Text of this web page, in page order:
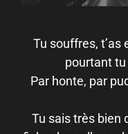
Tu souffres, t’as
pourtant tu
Par honte, par
Tu sais très bien